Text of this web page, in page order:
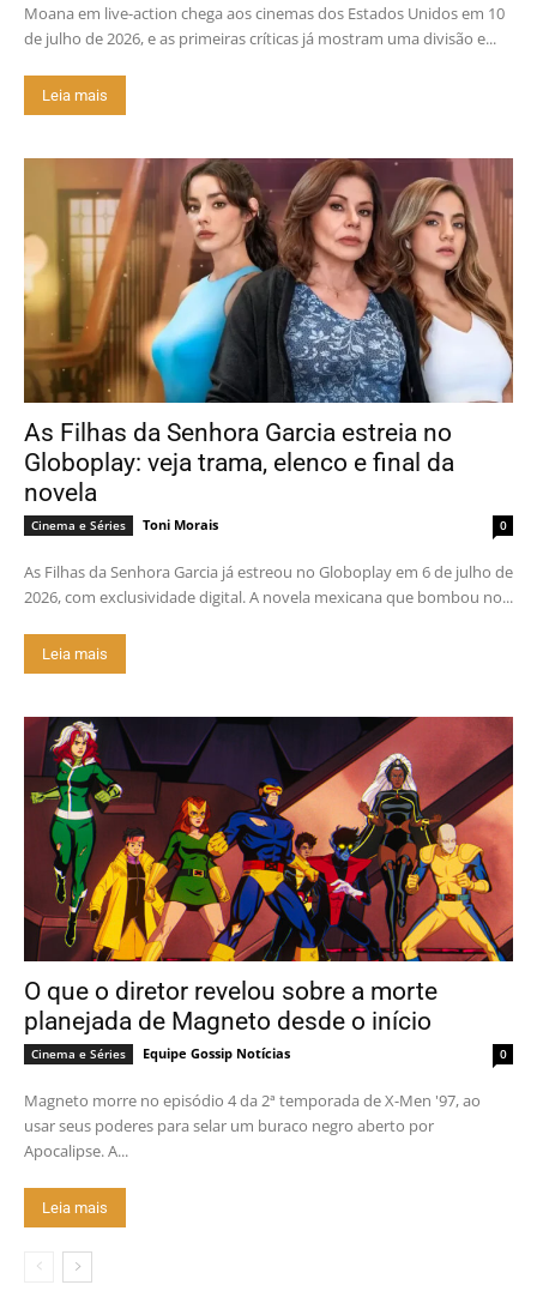
Moana em live-action chega aos cinemas dos Estados Unidos em 10
de julho de 2026, e as primeiras críticas já mostram uma divisão e...
Leia mais
As Filhas da Senhora Garcia estreia no
Globoplay: veja trama, elenco e final da
novela
Cinema e Séries Toni Morais 0
As Filhas da Senhora Garcia já estreou no Globoplay em 6 de julho de
2026, com exclusividade digital. A novela mexicana que bombou no...
Leia mais
O que o diretor revelou sobre a morte
planejada de Magneto desde o início
Cinema e Séries Equipe Gossip Notícias 0
Magneto morre no episódio 4 da 2ª temporada de X-Men '97, ao
usar seus poderes para selar um buraco negro aberto por
Apocalipse. A...
Leia mais